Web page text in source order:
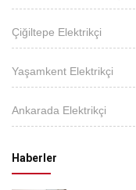
Çiğiltepe Elektrikçi
Yaşamkent Elektrikçi
Ankarada Elektrikçi
Haberler